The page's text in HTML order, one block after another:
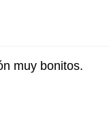
muy bonitos.